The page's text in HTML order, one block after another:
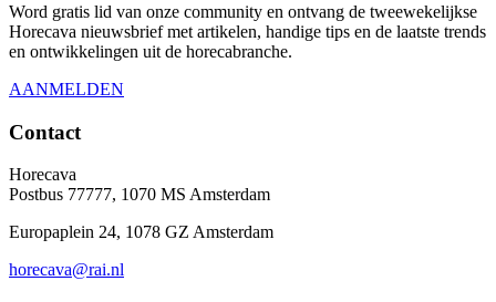
Word gratis lid van onze community en ontvang de tweewekelijkse
Horecava nieuwsbrief met artikelen, handige tips en de laatste trends
en ontwikkelingen uit de horecabranche.
AANMELDEN
Contact
Horecava
Postbus 77777, 1070 MS Amsterdam
Europaplein 24, 1078 GZ Amsterdam
horecava@rai.nl